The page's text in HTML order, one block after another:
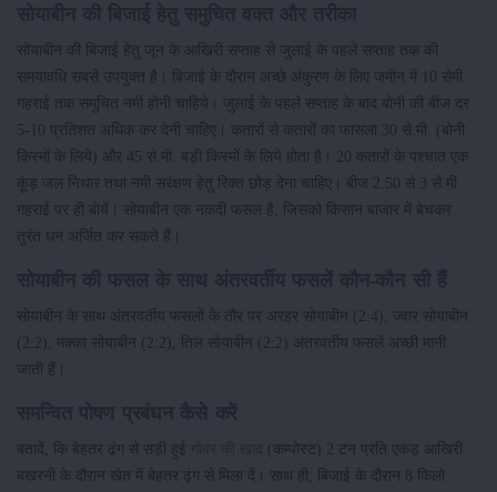
सोयाबीन की बिजाई हेतु जून के आखिरी सप्ताह से जुलाई के पहले सप्ताह तक की
समयावधि सबसे उपयुक्त है। बिजाई के दौरान अच्छे अंकुरण के लिए जमीन में 10 सेमी
गहराई तक समुचित नमी होनी चाहिये। जुलाई के पहले सप्ताह के बाद बोनी की बीज दर
5-10 प्रतिशत अधिक कर देनी चाहिए। कतारों से कतारों का फासला 30 से.मी. (बोनी
किस्मों के लिये) और 45 से.मी. बड़ी किस्मों के लिये होता है। 20 कतारों के पश्चात एक
कूंड़ जल निथार तथा नमी सरंक्षण हेतु रिक्त छोड़ देना चाहिए। बीज 2.50 से 3 से.मी.
गहराई पर ही बोयें। सोयाबीन एक नकदी फसल है, जिसको किसान बाजार में बेचकर
तुरंत धन अर्जित कर सकते हैं।
सोयाबीन के साथ अंतरवर्तीय फसलों के तौर पर अरहर सोयाबीन (2:4), ज्वार सोयाबीन
(2:2), मक्का सोयाबीन (2:2), तिल सोयाबीन (2:2) अंतरवर्तीय फसलें अच्छी मानी
जाती हैं।
बतादें, कि बेहतर ढ़ंग से सड़ी हुई गोबर की खाद (कम्पोस्ट) 2 टन प्रति एकड़ आखिरी
बखरनी के दौरान खेत में बेहतर ढ़ंग से मिला दें। साथ ही, बिजाई के दौरान 8 किलो